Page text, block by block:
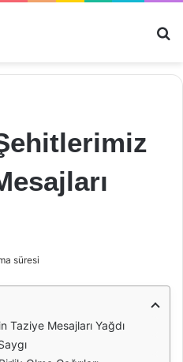
süresi
Taziye Mesajları Yağdı